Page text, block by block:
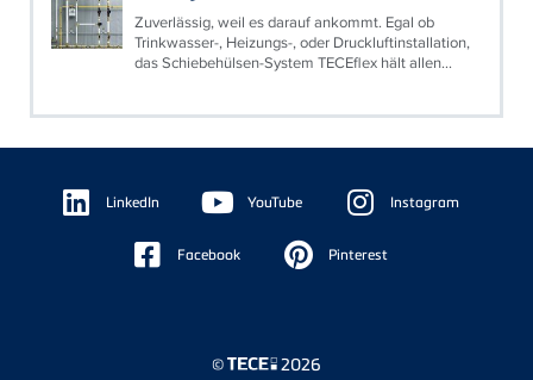
Zuverlässig, weil es darauf ankommt. Egal ob
Trinkwasser-, Heizungs-, oder Druckluftinstallation,
das Schiebehülsen-System TECEflex hält allen...
Floating
Sidebar LinkedIn YouTube Instagram
Facebook Pinterest
© 2026